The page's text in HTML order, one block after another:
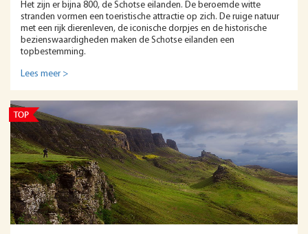
Het zijn er bijna 800, de Schotse eilanden. De beroemde witte
stranden vormen een toeristische attractie op zich. De ruige natuur
met een rijk dierenleven, de iconische dorpjes en de historische
bezienswaardigheden maken de Schotse eilanden een
topbestemming.
Lees meer >